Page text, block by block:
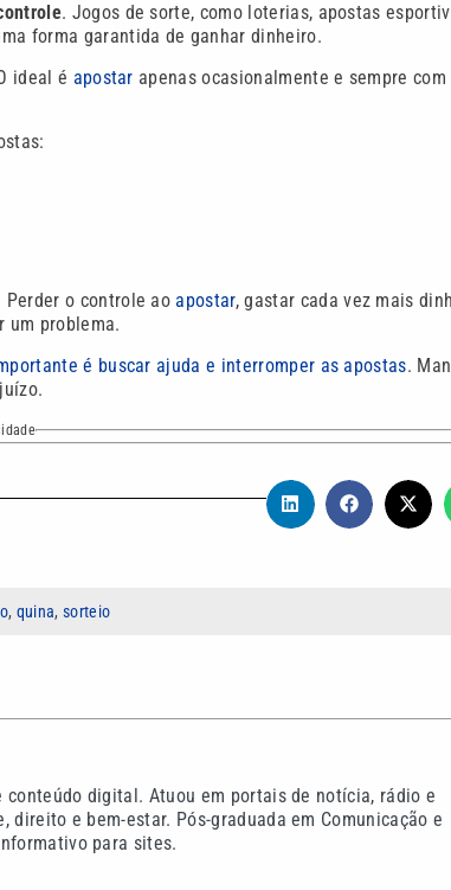
. Jogos de sorte, como loterias, apostas
forma garantida de ganhar dinheiro.
ideal é apostar apenas ocasionalmente e sempre com
o controle ao apostar, gastar cada vez mais
um problema.
é buscar ajuda e interromper as apostas.
, quina, sorteio
digital. Atuou em portais de notícia, rádio e
direito e bem-estar. Pós-graduada em Comunicação e
para sites.